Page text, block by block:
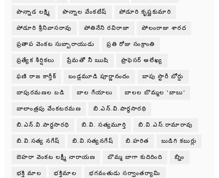
పొన్నాడ లక్ష్మి పొన్నాల వేంకటేష్ పోడూరి కృష్ణకుమారి
పోడూరి శ్రీనివాసరావు పోతినేని రవిరాజా పోలంరాజు శారద
ప్రతాప వెంకట సుబ్బారాయుడు ప్రతి రోజు సంక్రాంతి
ప్రత్యేక శీర్షికలు ప్రేమతో నీ ఋషి ప్రొఫెసర్ అలేఖ్య
ఫణి రాజ కార్తీక్ బండ్లమూడి పూర్ణానందం బాపు స్టొరీ బోర్డు
బాపురమణల బడి బాల గేయాలు బాలల బొమ్మల 'బాబు'
బాలాంత్రపు వేంకటరమణ బి.ఎన్.వి.పార్థసారథి
బి.ఎన్.వి.పార్ధసారధి బి.వి. సత్యమూర్తి బి.వి.ఎస్.రామారావు
బి.వి.సత్య నగేష్ బి.వి.సత్యనగేష్ బి.హరిత బుడిగి కబుర్లు
బెహరా వెంకట లక్ష్మీ నారాయణ బొమ్మ బాగా కుదిరింది బ్నిం
భక్తి మాల భక్తిమాల భగవంతుడు సర్వాంతర్యామి